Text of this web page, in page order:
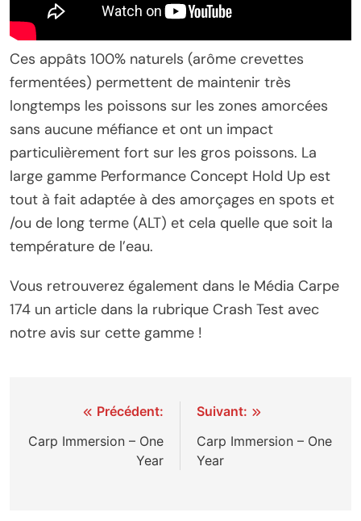
Ces appâts 100% naturels (arôme crevettes
fermentées) permettent de maintenir très
longtemps les poissons sur les zones amorcées
sans aucune méfiance et ont un impact
particulièrement fort sur les gros poissons. La
large gamme Performance Concept Hold Up est
tout à fait adaptée à des amorçages en spots et
/ou de long terme (ALT) et cela quelle que soit la
température de l’eau.
Vous retrouverez également dans le Média Carpe
174 un article dans la rubrique Crash Test avec
notre avis sur cette gamme !
Navigation
de
Précédent:
Carp Immersion – One
Year
Suivant:
Carp Immersion – One
Year